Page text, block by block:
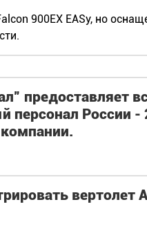
900EX EASy, но
предоставляет
персонал России -
вертолет